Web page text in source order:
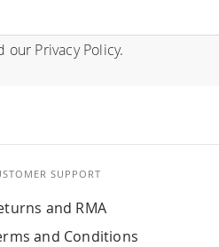
our Privacy Policy.
SUPPORT
and RMA
and Conditions